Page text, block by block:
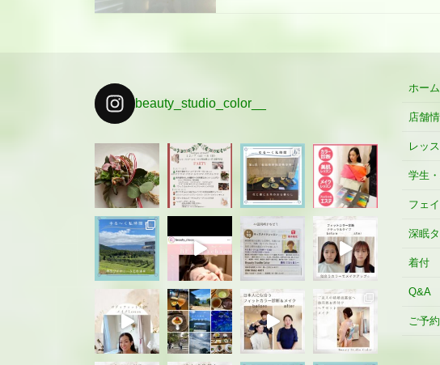
beauty_studio_color__
ホーム
店舗
レッ
学生
フェ
深眠
着付
Q&A
ご予